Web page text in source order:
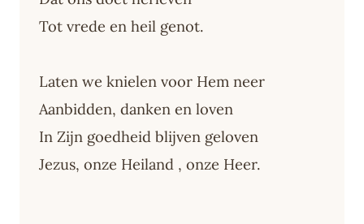
Tot vrede en heil genot.
Laten we knielen voor Hem neer
Aanbidden, danken en loven
In Zijn goedheid blijven geloven
Jezus, onze Heiland , onze Heer.